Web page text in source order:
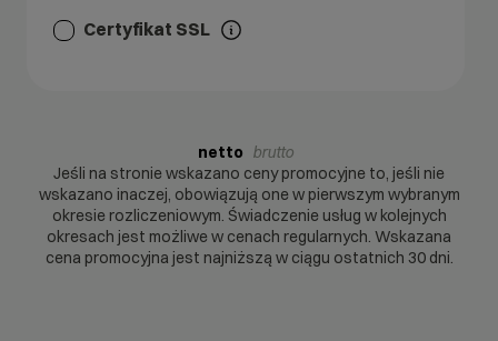
Certyfikat SSL
netto brutto
Jeśli na stronie wskazano ceny promocyjne to, jeśli nie
wskazano inaczej, obowiązują one w pierwszym wybranym
okresie rozliczeniowym. Świadczenie usług w kolejnych
okresach jest możliwe w cenach regularnych. Wskazana
cena promocyjna jest najniższą w ciągu ostatnich 30 dni.